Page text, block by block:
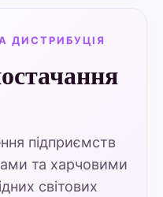
ДИСТРИБУЦІЯ
підприємств
та харчовими
світових